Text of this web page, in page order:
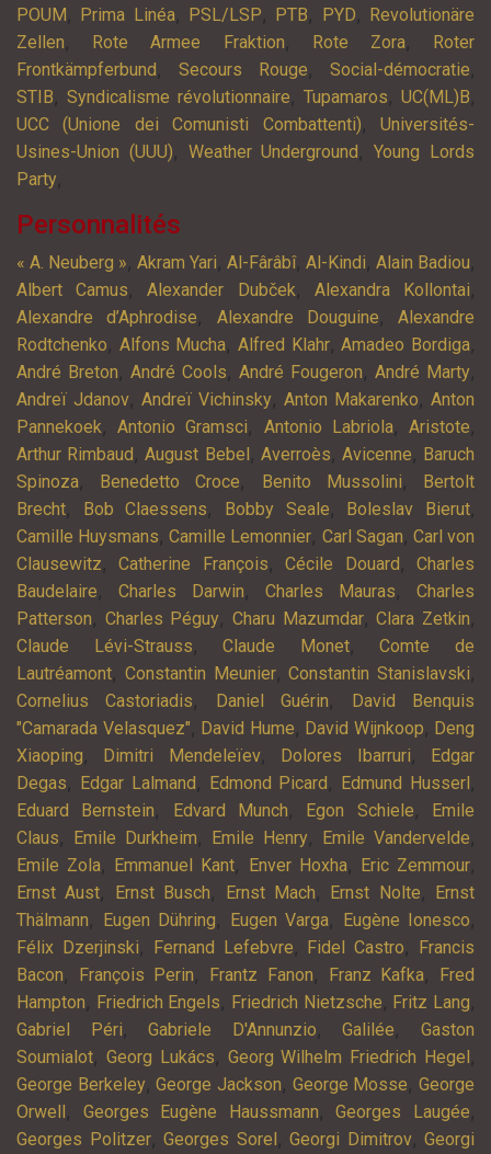
POUM , Prima Linéa, PSL/LSP, PTB, PYD,
Revolutionäre
Zellen, Rote Armee Fraktion, Rote Zora,
Roter
Frontkämpferbund , Secours Rouge, Social-démocratie,
STIB, Syndicalisme révolutionnaire, Tupamaros, UC(ML)B,
UCC (Unione dei Comunisti Combattenti),Universités-
Usines-Union (UUU), Weather Underground ,Young Lords
Party,
Personnalités
« A. Neuberg », Akram Yari, Al-Fârâbî, Al-Kindi, Alain Badiou,
Albert Camus,Alexander Dubček, Alexandra Kollontai,
Alexandre d’Aphrodise, Alexandre Douguine, Alexandre
Rodtchenko, Alfons Mucha,Alfred Klahr,Amadeo Bordiga,
André Breton, André Cools, André Fougeron, André Marty,
Andreï Jdanov, Andreï Vichinsky, Anton Makarenko, Anton
Pannekoek,Antonio Gramsci, Antonio Labriola,Aristote,
Arthur Rimbaud ,August Bebel , Averroès, Avicenne, Baruch
Spinoza, Benedetto Croce, Benito Mussolini,
Bertolt
Brecht, Bob Claessens, Bobby Seale, Boleslav Bierut,
Camille Huysmans,Camille Lemonnier, Carl Sagan, Carl von
Clausewitz,Catherine François,Cécile Douard ,Charles
Baudelaire, Charles Darwin, Charles Mauras, Charles
Patterson, Charles Péguy,Charu Mazumdar,Clara Zetkin,
Claude Lévi-Strauss,Claude Monet,Comte de
Lautréamont, Constantin Meunier,Constantin Stanislavski,
Cornelius Castoriadis, Daniel Guérin,
David Benquis
"Camarada Velasquez", David Hume, David Wijnkoop, Deng
Xiaoping, Dimitri Mendeleïev, Dolores Ibarruri,
Edgar
Degas, Edgar Lalmand , Edmond Picard , Edmund Husserl ,
Eduard Bernstein, Edvard Munch, Egon Schiele,
Emile
Claus, Emile Durkheim, Emile Henry, Emile Vandervelde,
Emile Zola, Emmanuel Kant, Enver Hoxha, Eric Zemmour,
Ernst Aust, Ernst Busch, Ernst Mach, Ernst Nolte,
Ernst
Thälmann, Eugen Dühring, Eugen Varga, Eugène Ionesco,
Félix Dzerjinski, Fernand Lefebvre, Fidel Castro,
Francis
Bacon, François Perin, Frantz Fanon, Franz Kafka,
Fred
Hampton, Friedrich Engels, Friedrich Nietzsche, Fritz Lang,
Gabriel Péri,Gabriele D'Annunzio,Galilée,Gaston
Soumialot, Georg Lukács, Georg Wilhelm Friedrich Hegel ,
George Berkeley,George Jackson, George Mosse,George
Orwell , Georges Eugène Haussmann,Georges Laugée,
Georges Politzer, Georges Sorel , Georgi Dimitrov, Georgi